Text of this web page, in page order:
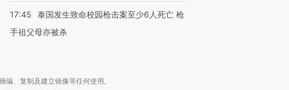
17:45
泰国发生致命校园枪击案至少6人死亡 枪
手祖父母亦被杀
、复制及建立镜像等任何使用。